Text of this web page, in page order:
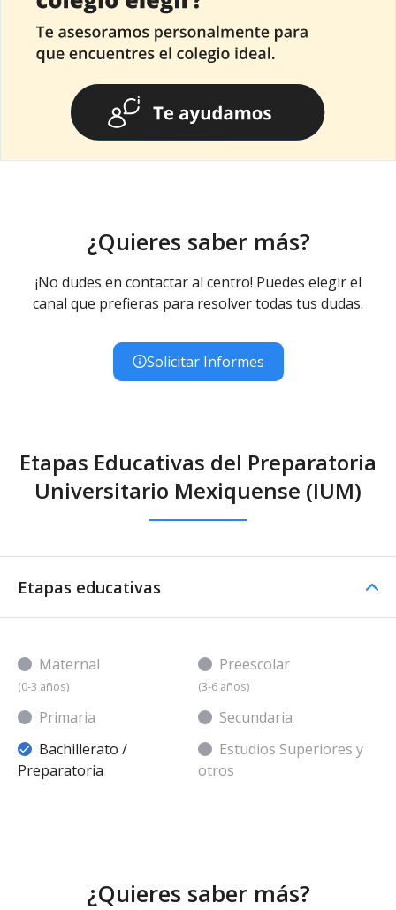
¿Quieres saber más?
¡No dudes en contactar al centro! Puedes elegir el
canal que prefieras para resolver todas tus dudas.
Solicitar Informes
Etapas Educativas del Preparatoria
Universitario Mexiquense (IUM)
Etapas educativas
Maternal
(0-3 años)
Preescolar
(3-6 años)
Primaria
Secundaria
Bachillerato /
Preparatoria
Estudios Superiores y
otros
¿Quieres saber más?